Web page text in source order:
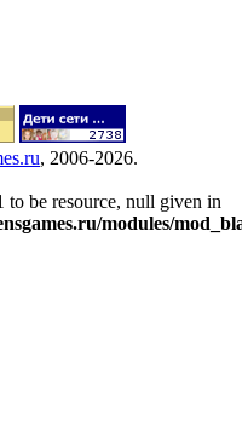
, 2006-2026.
to be resource, null given in
modules/